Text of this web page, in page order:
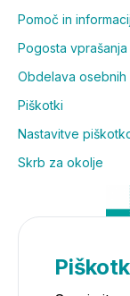
Pomoč in
Pogosta vprašanja
Obdelava
Piškotki
Nastavitve
Skrb za okolje